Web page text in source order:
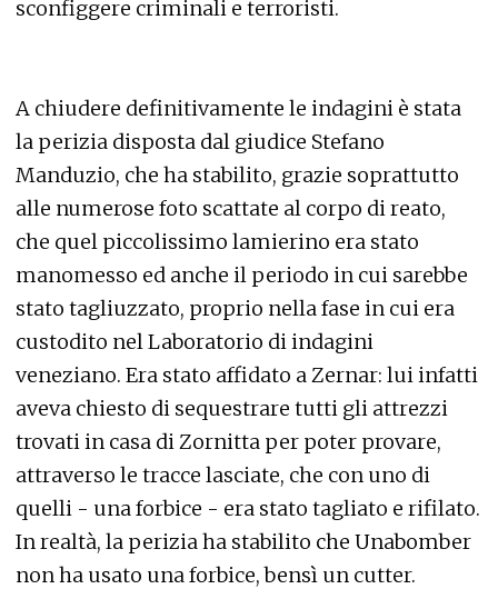
sconfiggere criminali e terroristi.
A chiudere definitivamente le indagini è stata
la perizia disposta dal giudice Stefano
Manduzio, che ha stabilito, grazie soprattutto
alle numerose foto scattate al corpo di reato,
che quel piccolissimo lamierino era stato
manomesso ed anche il periodo in cui sarebbe
stato tagliuzzato, proprio nella fase in cui era
custodito nel Laboratorio di indagini
veneziano. Era stato affidato a Zernar: lui infatti
aveva chiesto di sequestrare tutti gli attrezzi
trovati in casa di Zornitta per poter provare,
attraverso le tracce lasciate, che con uno di
quelli - una forbice - era stato tagliato e rifilato.
In realtà, la perizia ha stabilito che Unabomber
non ha usato una forbice, bensì un cutter.